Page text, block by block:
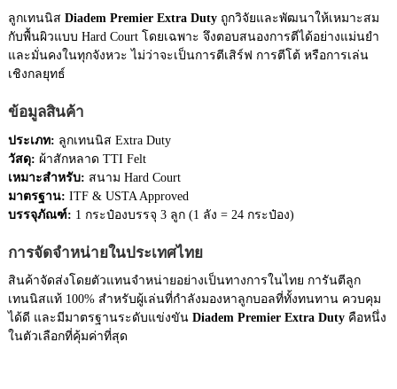
ลูกเทนนิส Diadem Premier Extra Duty ถูกวิจัยและพัฒนาให้เหมาะสม
กับพื้นผิวแบบ Hard Court โดยเฉพาะ จึงตอบสนองการตีได้อย่างแม่นยำ
และมั่นคงในทุกจังหวะ ไม่ว่าจะเป็นการตีเสิร์ฟ การตีโต้ หรือการเล่น
เชิงกลยุทธ์
ข้อมูลสินค้า
ประเภท: ลูกเทนนิส Extra Duty
วัสดุ: ผ้าสักหลาด TTI Felt
เหมาะสำหรับ: สนาม Hard Court
มาตรฐาน: ITF & USTA Approved
บรรจุภัณฑ์: 1 กระป๋องบรรจุ 3 ลูก (1 ลัง = 24 กระป๋อง)
การจัดจำหน่ายในประเทศไทย
สินค้าจัดส่งโดยตัวแทนจำหน่ายอย่างเป็นทางการในไทย การันตีลูก
เทนนิสแท้ 100% สำหรับผู้เล่นที่กำลังมองหาลูกบอลที่ทั้งทนทาน ควบคุม
ได้ดี และมีมาตรฐานระดับแข่งขัน Diadem Premier Extra Duty คือหนึ่ง
ในตัวเลือกที่คุ้มค่าที่สุด